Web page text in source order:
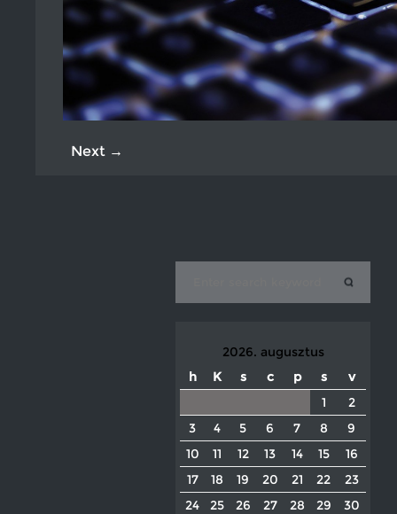
Next →
2026. augusztus
h
K s c p s
v
1
2
3
4 5 6 7 8
9
10
11 12 13 14 15
16
17
18 19 20 21 22
23
24
25 26 27 28 29
30